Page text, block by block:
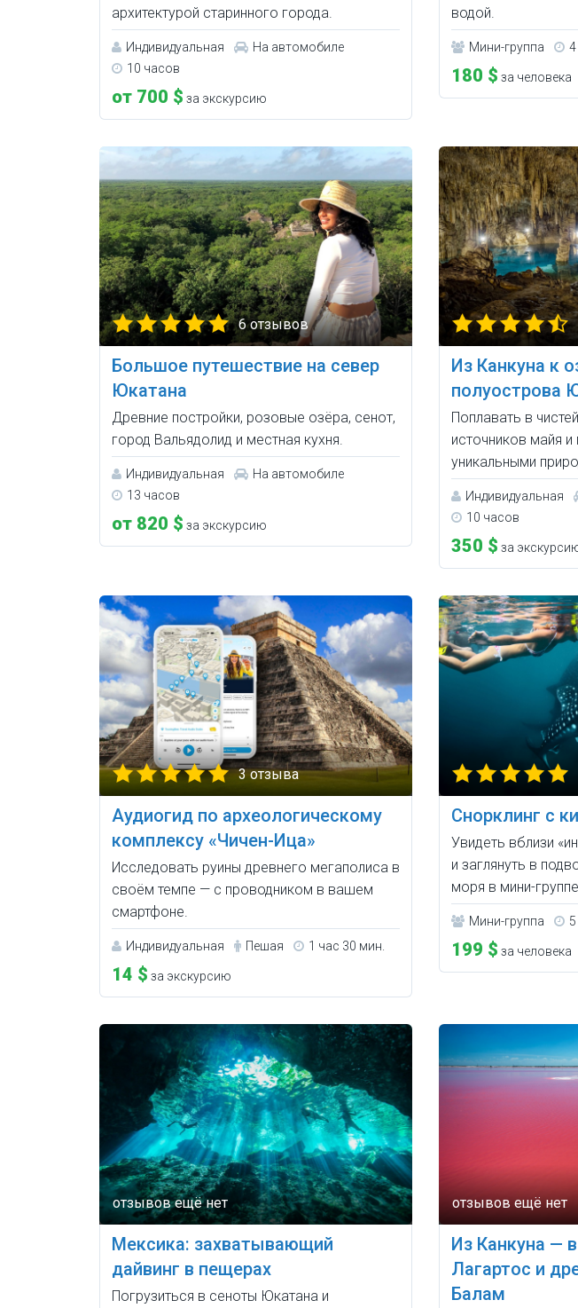
архитектурой старинного города.
Индивидуальная
На автомобиле
10 часов
от 700 $ за экскурсию
водой.
Мини-группа
180 $ за человека
6 отзывов
Большое путешествие на север
Юкатана
Древние постройки, розовые озёра, сенот,
город Вальядолид и местная кухня.
Индивидуальная
На автомобиле
13 часов
от 820 $ за экскурсию
Из Канкуна к
полуострова
Поплавать в
источников майя
уникальными
Индивидуальная
10 часов
350 $ за
3 отзыва
Аудиогид по археологическому
комплексу «Чичен-Ица»
Исследовать руины древнего мегаполиса в
своём темпе — с проводником в вашем
смартфоне.
Индивидуальная Пешая 1 час 30 мин.
14 $ за экскурсию
Снорклинг с
Увидеть вблизи
и заглянуть в
моря в мини-
Мини-группа
199 $ за человека
Мексика: захватывающий
дайвинг в пещерах
Погрузиться в сеноты Юкатана и
Из Канкуна —
Лагартос и
Балам